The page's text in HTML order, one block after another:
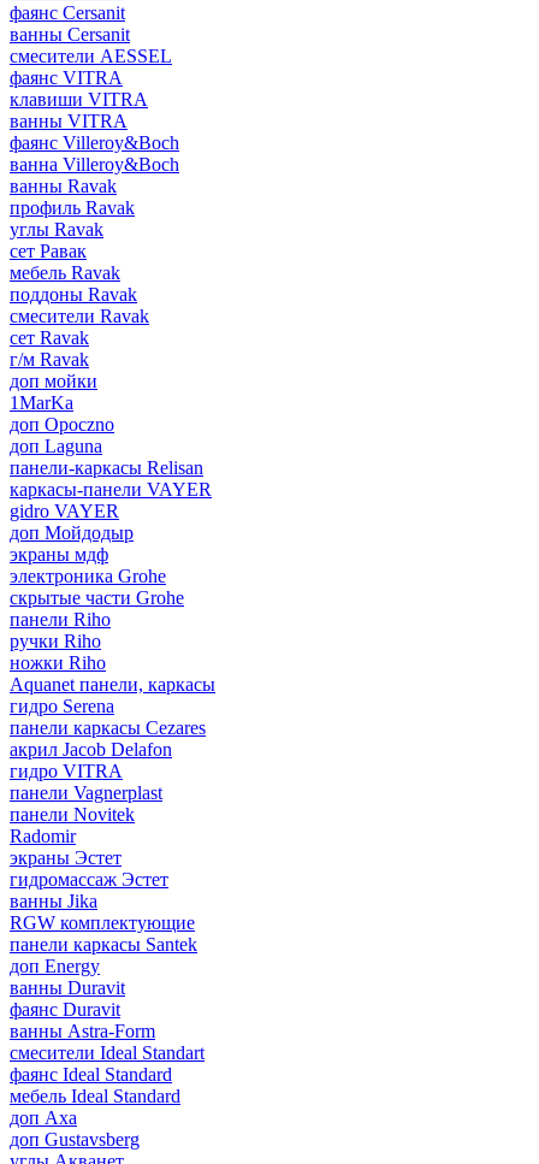
фаянс Cersanit
ванны Cersanit
смесители AESSEL
фаянс VITRA
клавиши VITRA
ванны VITRA
фаянс Villeroy&Boch
ванна Villeroy&Boch
ванны Ravak
профиль Ravak
углы Ravak
сет Равак
мебель Ravak
поддоны Ravak
смесители Ravak
сет Ravak
г/м Ravak
доп мойки
1MarKa
доп Opoczno
доп Laguna
панели-каркасы Relisan
каркасы-панели VAYER
gidro VAYER
доп Мойдодыр
экраны мдф
электроника Grohe
скрытые части Grohe
панели Riho
ручки Riho
ножки Riho
Aquanet панели, каркасы
гидро Serena
панели каркасы Cezares
акрил Jacob Delafon
гидро VITRA
панели Vagnerplast
панели Novitek
Radomir
экраны Эстет
гидромассаж Эстет
ванны Jika
RGW комплектующие
панели каркасы Santek
доп Energy
ванны Duravit
фаянс Duravit
ванны Astra-Form
смесители Ideal Standart
фаянс Ideal Standard
мебель Ideal Standard
доп Axa
доп Gustavsberg